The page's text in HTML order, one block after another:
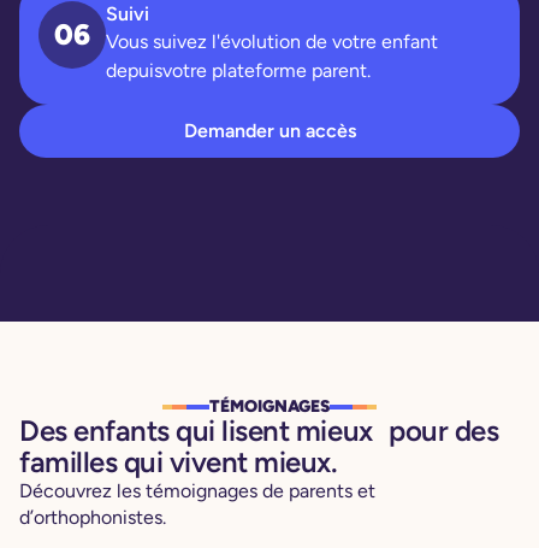
06
Suivi
Vous suivez l'évolution de votre enfant
depuisvotre plateforme parent.
Demander un accès
TÉMOIGNAGES
Des enfants qui lisent mieux pour des
familles qui vivent mieux.
Découvrez les témoignages de parents et
d’orthophonistes.